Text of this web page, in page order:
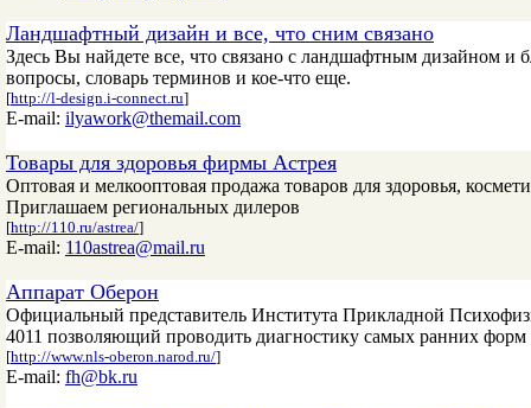
Ландшафтный дизайн и все, что сним связано
Здесь Вы найдете все, что связано с ландшафтным дизайном и
вопросы, словарь терминов и кое-что еще.
[http://l-design.i-connect.ru]
E-mail: ilyawork@themail.com
Товары для здоровья фирмы Астрея
Оптовая и мелкооптовая продажа товаров для здоровья,
Приглашаем региональных дилеров
[http://110.ru/astrea/]
E-mail: 110astrea@mail.ru
Аппарат Оберон
Официальный представитель Института Прикладной
4011 позволяющий проводить диагностику самых ранних
[http://www.nls-oberon.narod.ru/]
E-mail: fh@bk.ru